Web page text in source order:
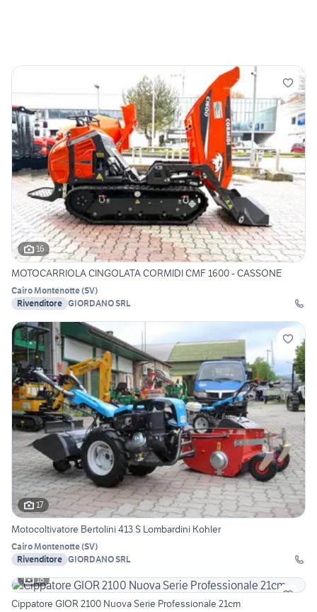
16
MOTOCARRIOLA CINGOLATA CORMIDI CMF 1600 - CASSONE
Cairo Montenotte(SV)
Rivenditore GIORDANO SRL
17
Motocoltivatore Bertolini 413 S Lombardini Kohler
Cairo Montenotte(SV)
Rivenditore GIORDANO SRL
18
Cippatore GIOR 2100 Nuova Serie Professionale 21cm